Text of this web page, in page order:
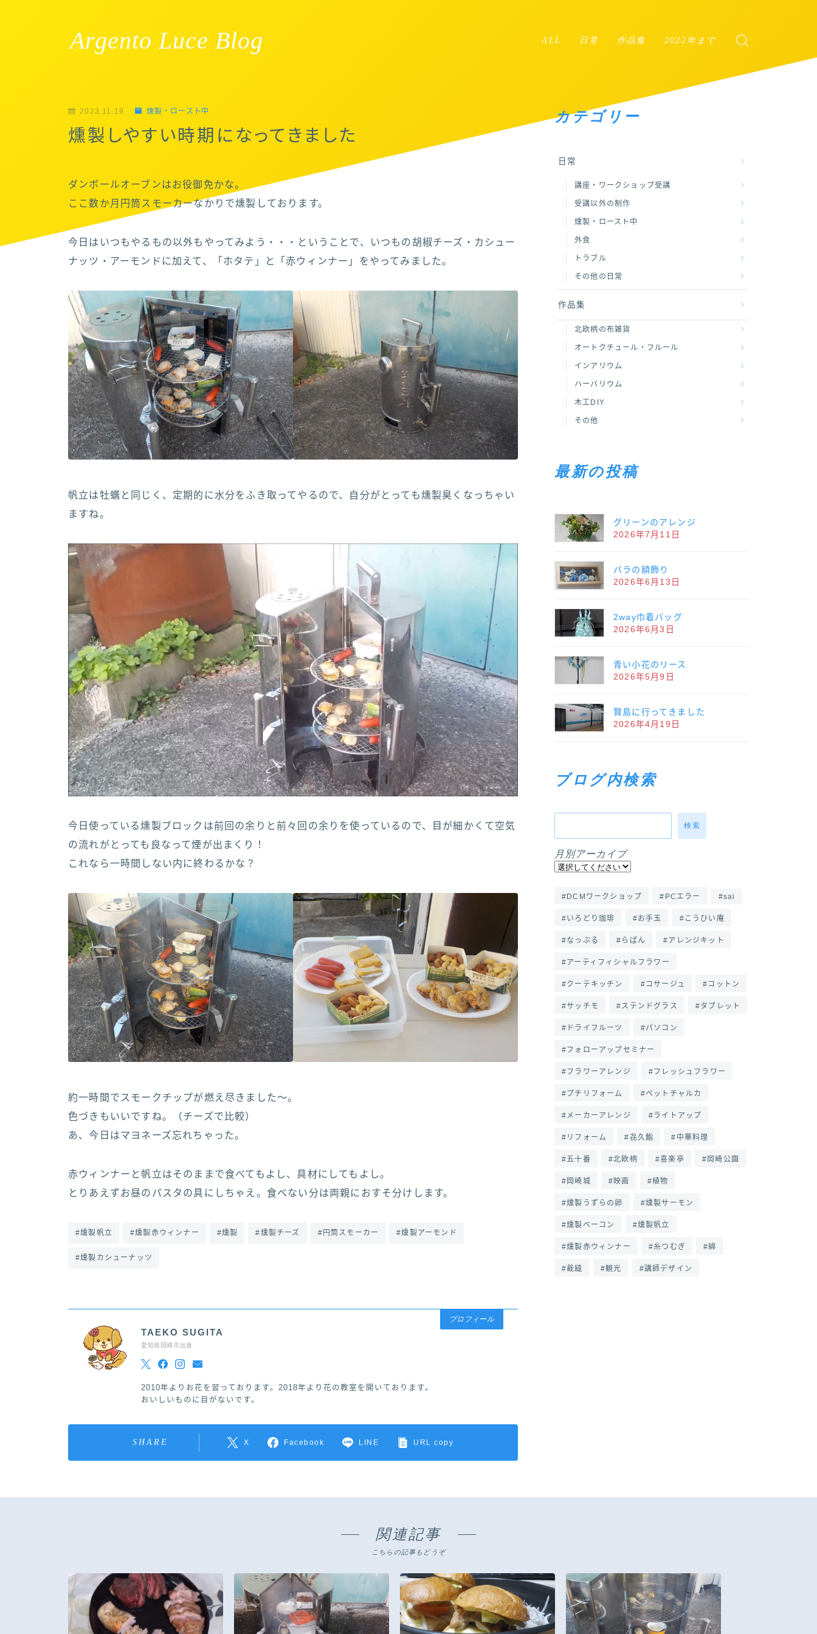
Argento Luce Blog ALL 日常
外食
作品集
インアリウム
木工DIY
その他
2022年まで
2023.11.19 燻製・ロースト中
燻製しやすい時期になってきました
ダンボールオーブンはお役御免かな。
ここ数か月円筒スモーカーなかりで燻製しております。
今日はいつもやるもの以外もやってみよう・・・ということで、いつもの胡椒チーズ・カシュー
ナッツ・アーモンドに加えて、「ホタテ」と「赤ウィンナー」をやってみました。
帆立は牡蠣と同じく、定期的に水分をふき取ってやるので、自分がとっても燻製臭くなっちゃい
ますね。
今日使っている燻製ブロックは前回の余りと前々回の余りを使っているので、目が細かくて空気
の流れがとっても良なって煙が出まくり！
これなら一時間しない内に終わるかな？
約一時間でスモークチップが燃え尽きました～。
色づきもいいですね。（チーズで比較）
あ、今日はマヨネーズ忘れちゃった。
赤ウィンナーと帆立はそのままで食べてもよし、具材にしてもよし。
とりあえずお昼のパスタの具にしちゃえ。食べない分は両親におすそ分けします。
#燻製帆立 #燻製赤ウィンナー #燻製 #燻製チーズ #円筒スモーカー #燻製アーモンド
#燻製カシューナッツ
プロフィール
TAEKO SUGITA
愛知県岡崎市出身
2010年よりお花を習っております。2018年より花の教室を開いております。
おいしいものに目がないです。
SHARE X Facebook LINE URL copy
カテゴリー
日常
講座・ワークショップ受講
受講以外の制作
燻製・ロースト中
外食
トラブル
その他の日常
作品集
北欧柄の布雑貨
オートクチュール・フルール
インアリウム
ハーバリウム
木工DIY
その他
最新の投稿
グリーンのアレンジ
2026年7月11日
バラの額飾り
2026年6月13日
2way巾着バッグ
2026年6月3日
青い小花のリース
2026年5月9日
賢島に行ってきました
2026年4月19日
ブログ内検索
検索
月別アーカイブ
DCMワークショップ PCエラー sai
いろどり珈琲 お手玉 こうひい庵
なっぷる らぱん アレンジキット
アーティフィシャルフラワー
クーテキッチン コサージュ コットン
サッチモ ステンドグラス タブレット
ドライフルーツ パソコン
フォローアップセミナー
フラワーアレンジ フレッシュフラワー
プチリフォーム ペットチャルカ
メーカーアレンジ ライトアップ
リフォーム 㐂久鮨 中華料理
五十番 北欧柄 喜楽亭 岡崎公園
岡崎城 映画 植物
燻製うずらの卵 燻製サーモン
燻製ベーコン 燻製帆立
燻製赤ウィンナー 糸つむぎ 綿
裁縫 観光 講師デザイン
関連記事
こちらの記事もどうぞ